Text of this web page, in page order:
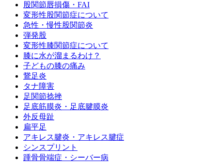
股関節唇損傷・FAI
変形性股関節症について
急性・慢性股関節炎
弾発股
変形性膝関節症について
膝に水が溜まるわけ？
子どもの膝の痛み
鵞足炎
タナ障害
足関節捻挫
足底筋膜炎・足底腱膜炎
外反母趾
扁平足
アキレス腱炎・アキレス腱症
シンスプリント
踵骨骨端症・シーバー病